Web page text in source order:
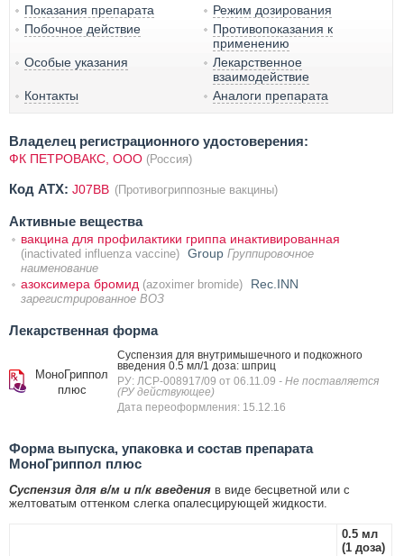
Показания препарата
Режим дозирования
Побочное действие
Противопоказания к
применению
Особые указания
Лекарственное
взаимодействие
Контакты
Аналоги препарата
Владелец регистрационного удостоверения:
ФК ПЕТРОВАКС, ООО (Россия)
Код ATX: J07BB (Противогриппозные вакцины)
Активные вещества
вакцина для профилактики гриппа инактивированная
(inactivated influenza vaccine) Group Группировочное
наименование
азоксимера бромид (azoximer bromide) Rec.INN
зарегистрированное ВОЗ
Лекарственная форма
МоноГриппол
плюс
Суспензия для внутримышечного и подкожного
введения 0.5 мл/1 доза: шприц
РУ: ЛСР-008917/09 от 06.11.09 - Не поставляется
(РУ действующее)
Дата переоформления: 15.12.16
Форма выпуска, упаковка и состав препарата
МоноГриппол плюс
Суспензия для в/м и п/к введения в виде бесцветной или с
желтоватым оттенком слегка опалесцирующей жидкости.
0.5 мл
(1 доза)